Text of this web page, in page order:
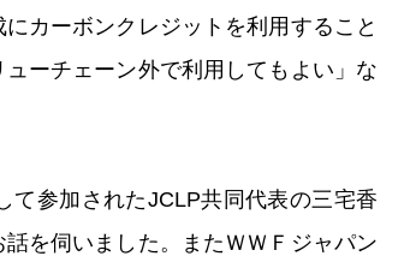
カーボンクレジットを利用すること
ーチェーン外で利用してもよい」な
て参加されたJCLP共同代表の三宅香
を伺いました。またＷＷＦジャパン